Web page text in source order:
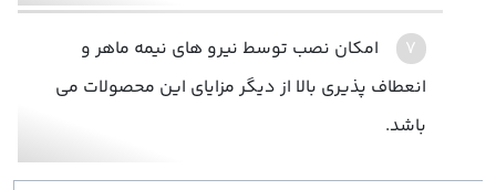
امکان نصب توسط نیرو های نیمه ماهر و
انعطاف پذیری بالا از دیگر مزایای این محصولات می
باشد.